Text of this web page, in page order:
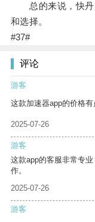
总的来说，快丹
和选择。
#37#
评论
游客
这款加速器app的价格
2025-07-26
游客
这款app的客服非常专
作。
2025-07-26
游客